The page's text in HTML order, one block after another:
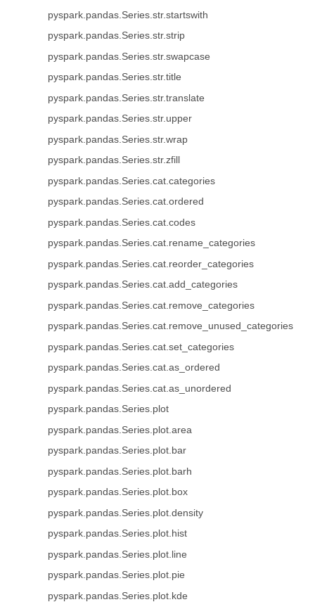
pyspark.pandas.Series.str.startswith
pyspark.pandas.Series.str.strip
pyspark.pandas.Series.str.swapcase
pyspark.pandas.Series.str.title
pyspark.pandas.Series.str.translate
pyspark.pandas.Series.str.upper
pyspark.pandas.Series.str.wrap
pyspark.pandas.Series.str.zfill
pyspark.pandas.Series.cat.categories
pyspark.pandas.Series.cat.ordered
pyspark.pandas.Series.cat.codes
pyspark.pandas.Series.cat.rename_categories
pyspark.pandas.Series.cat.reorder_categories
pyspark.pandas.Series.cat.add_categories
pyspark.pandas.Series.cat.remove_categories
pyspark.pandas.Series.cat.remove_unused_categories
pyspark.pandas.Series.cat.set_categories
pyspark.pandas.Series.cat.as_ordered
pyspark.pandas.Series.cat.as_unordered
pyspark.pandas.Series.plot
pyspark.pandas.Series.plot.area
pyspark.pandas.Series.plot.bar
pyspark.pandas.Series.plot.barh
pyspark.pandas.Series.plot.box
pyspark.pandas.Series.plot.density
pyspark.pandas.Series.plot.hist
pyspark.pandas.Series.plot.line
pyspark.pandas.Series.plot.pie
pyspark.pandas.Series.plot.kde